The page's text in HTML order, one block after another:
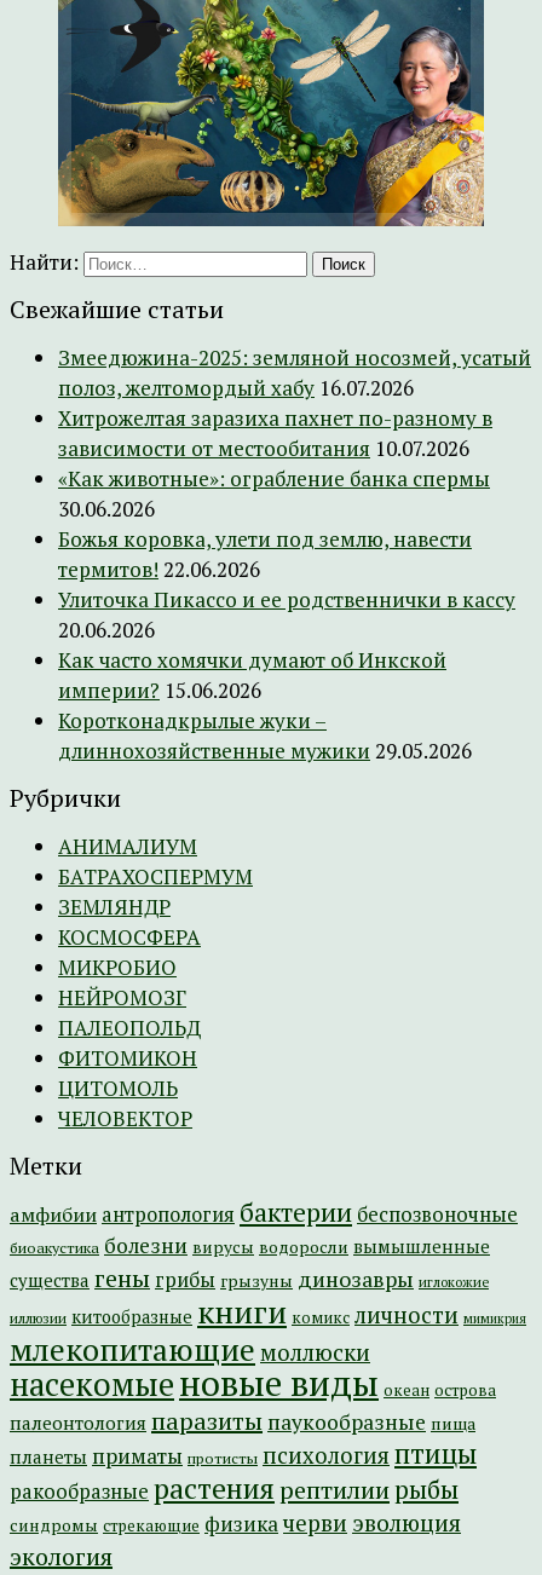
Найти:
Свежайшие статьи
Змеедюжина-2025: земляной носозмей, усатый
полоз, желтомордый хабу 16.07.2026
Хитрожелтая заразиха пахнет по-разному в
зависимости от местообитания 10.07.2026
«Как животные»: ограбление банка спермы
30.06.2026
Божья коровка, улети под землю, навести
термитов! 22.06.2026
Улиточка Пикассо и ее родственнички в кассу
20.06.2026
Как часто хомячки думают об Инкской
империи? 15.06.2026
Коротконадкрылые жуки –
длиннохозяйственные мужики 29.05.2026
Рубрички
АНИМАЛИУМ
БАТРАХОСПЕРМУМ
ЗЕМЛЯНДР
КОСМОСФЕРА
МИКРОБИО
НЕЙРОМОЗГ
ПАЛЕОПОЛЬД
ФИТОМИКОН
ЦИТОМОЛЬ
ЧЕЛОВЕКТОР
Метки
амфибии антропология бактерии беспозвоночные
биоакустика болезни вирусы водоросли вымышленные
существа гены грибы грызуны динозавры иглокожие
иллюзии китообразные книги комикс личности мимикрия
млекопитающие моллюски
насекомыеновые виды океан острова
палеонтология паразиты паукообразные пища
планеты приматы протисты психология птицы
ракообразные растениярептилиирыбы
синдромы стрекающие физикачерви эволюция
экология